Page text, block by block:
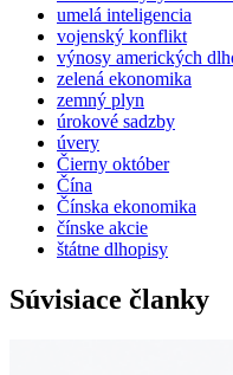
umelá inteligencia
vojenský konflikt
výnosy amerických
zelená ekonomika
zemný plyn
úrokové sadzby
úvery
Čierny október
Čína
Čínska ekonomika
čínske akcie
štátne dlhopisy
Súvisiace članky